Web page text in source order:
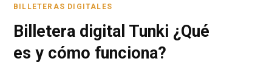
BILLETERAS DIGITALES
Billetera digital Tunki ¿Qué
es y cómo funciona?